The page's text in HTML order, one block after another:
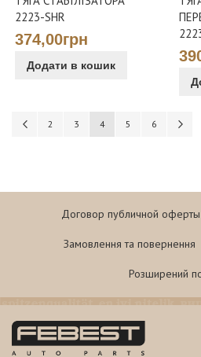
2223-SHR
374,00грн
Додати в кошик
СторінкаСторінка
Попереднє
Сторінка
2 Сторінка
3 You're currently reading
4 Сторінка
5 Сторінка
6
Договор публичной оферты
Замовлення та повернення
Розширений